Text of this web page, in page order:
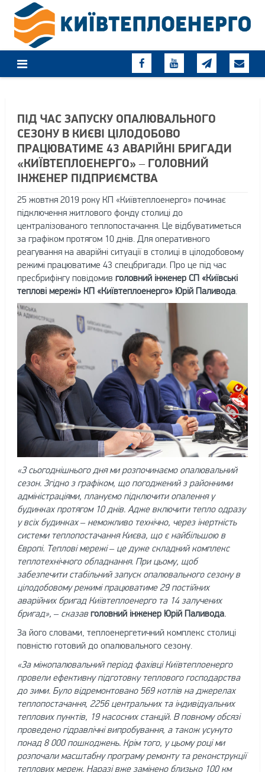
content
ПІД ЧАС ЗАПУСКУ ОПАЛЮВАЛЬНОГО
СЕЗОНУ В КИЄВІ ЦІЛОДОБОВО
ПРАЦЮВАТИМЕ 43 АВАРІЙНІ БРИГАДИ
«КИЇВТЕПЛОЕНЕРГО» – ГОЛОВНИЙ
ІНЖЕНЕР ПІДПРИЄМСТВА
25 жовтня 2019 року КП «Київтеплоенерго» починає
підключення житлового фонду столиці до
централізованого теплопостачання. Це відбуватиметься
за графіком протягом 10 днів. Для оперативного
реагування на аварійні ситуації в столиці в цілодобовому
режимі працюватиме 43 спецбригади. Про це під час
пресбрифінгу повідомив головний інженер СП «Київські
теплові мережі» КП «Київтеплоенерго» Юрій Паливода.
«З сьогоднішнього дня ми розпочинаємо опалювальний
сезон. Згідно з графіком, що погоджений з районними
адміністраціями, плануємо підключити опалення у
будинках протягом 10 днів. Адже включити тепло одразу
у всіх будинках – неможливо технічно, через інертність
системи теплопостачання Києва, що є найбільшою в
Європі. Теплові мережі – це дуже складний комплекс
теплотехнічного обладнання. При цьому, щоб
забезпечити стабільний запуск опалювального сезону в
цілодобовому режимі працюватиме 29 постійних
аварійних бригад Київтеплоенерго та 14 залучених
бригад», – сказавголовний інженер Юрій Паливода.
За його словами, теплоенергетичний комплекс столиці
повністю готовий до опалювального сезону.
«За міжопалювальний період фахівці Київтеплоенерго
провели ефективну підготовку теплового господарства
до зими. Було відремонтовано 569 котлів на джерелах
теплопостачання, 2256 центральних та індивідуальних
теплових пунктів, 19 насосних станцій. В повному обсязі
проведено гідравлічні випробування, а також усунуто
понад 8 000 пошкоджень. Крім того, у цьому році ми
розпочали масштабну програму ремонту та реконструкції
теплових мереж. Наразі вже замінено близько 100 км